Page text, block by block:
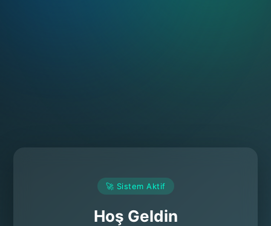
🚀 Sistem Aktif
Hoş Geldin